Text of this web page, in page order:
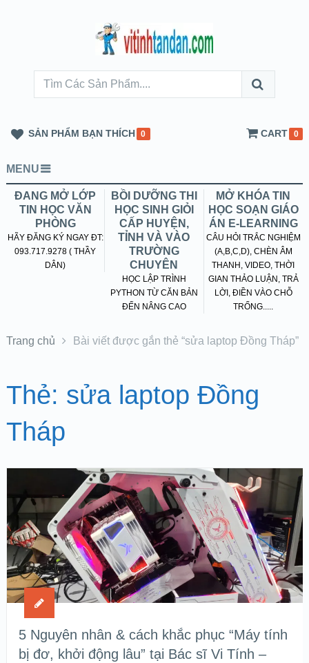
SẢN PHẨM BẠN THÍCH 0 CART 0
MENU
ĐANG MỞ LỚP
TIN HỌC VĂN
PHÒNG
HÃY ĐĂNG KÝ NGAY ĐT:
093.717.9278 ( THẦY
DÂN)
BỒI DƯỠNG THI
HỌC SINH GIỎI
CẤP HUYỆN,
TỈNH VÀ VÀO
TRƯỜNG
CHUYÊN
HỌC LẬP TRÌNH
PYTHON TỪ CĂN BẢN
ĐẾN NÂNG CAO
MỞ KHÓA TIN
HỌC SOẠN GIÁO
ÁN E-LEARNING
CÂU HỎI TRẮC NGHIỆM
(A,B,C,D), CHÈN ÂM
THANH, VIDEO, THỜI
GIAN THẢO LUẬN, TRẢ
LỜI, ĐIỀN VÀO CHỖ
TRỐNG.....
Trang chủ Bài viết được gắn thẻ “sửa laptop Đồng Tháp”
Thẻ: sửa laptop Đồng
Tháp
5 Nguyên nhân & cách khắc phục “Máy tính
bị đơ, khởi động lâu” tại Bác sĩ Vi Tính –